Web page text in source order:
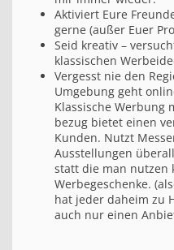
Aktiviert Eure
gerne (außer Euer
Seid kreativ –
klassischen
Vergesst nie den
Umgebung geht
Klassische Werbung
bezug bietet einen
Kunden. Nutzt
Ausstellungen
statt die man nutzen
Werbegeschenke.
hat jeder daheim zu
auch nur einen